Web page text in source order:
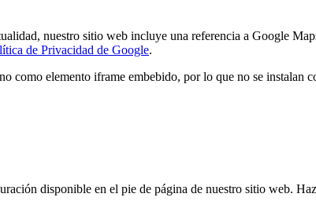
nuestro sitio web incluye una referencia a Google
de Privacidad de Google.
como elemento iframe embebido, por lo que no se instalan
disponible en el pie de página de nuestro sitio web.